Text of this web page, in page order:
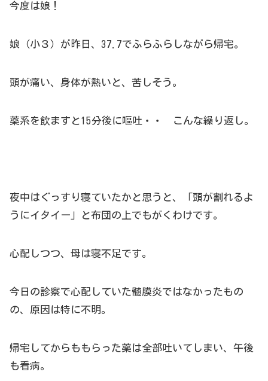
今度は娘！
娘（小３）が昨日、37.7でふらふらしながら帰宅。
頭が痛い、身体が熱いと、苦しそう。
薬系を飲ますと15分後に嘔吐・・ こんな繰り返し。
夜中はぐっすり寝ていたかと思うと、「頭が割れるよ
うにイタイー」と布団の上でもがくわけです。
心配しつつ、母は寝不足です。
今日の診察で心配していた髄膜炎ではなかったもの
の、原因は特に不明。
帰宅してからももらった薬は全部吐いてしまい、午後
も看病。